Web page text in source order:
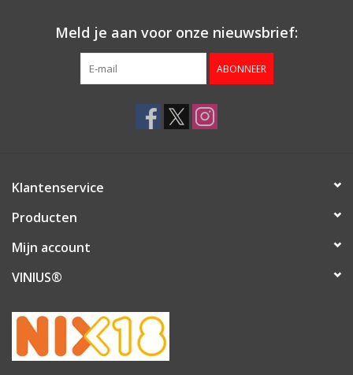
Meld je aan voor onze nieuwsbrief:
ABONNEER
Klantenservice
Producten
Mijn account
VINIUS®